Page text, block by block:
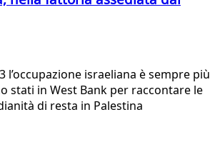
l’occupazione israeliana è sempre più
stati in West Bank per raccontare le
di resta in Palestina